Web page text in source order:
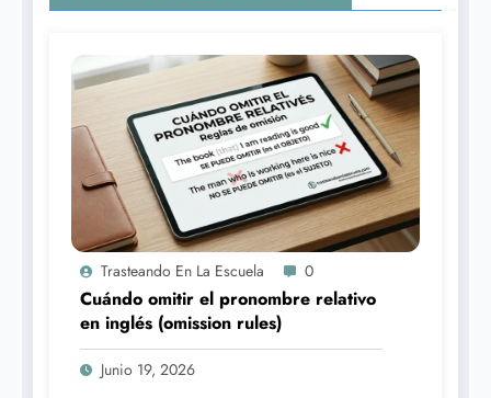
Trasteando En La Escuela 0
Cuándo omitir el pronombre relativo
en inglés (omission rules)
Junio 19, 2026